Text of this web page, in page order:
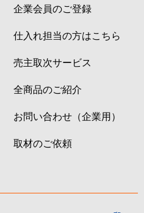
企業会員のご登録
仕入れ担当の方はこちら
売主取次サービス
全商品のご紹介
お問い合わせ（企業用）
取材のご依頼